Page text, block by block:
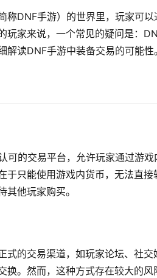
称DNF手游）的世界里，玩家可
玩家来说，一个常见的疑问是：
读DNF手游中装备交易的可能性。
可的交易平台，允许玩家通过游
于只能使用游戏内货币，无法直
他玩家购买。
式的交易渠道，如玩家论坛、社
换。然而，这种方式存在较大的